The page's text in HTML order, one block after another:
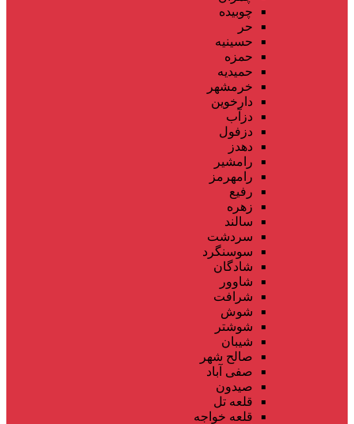
چوبیده
حر
حسینیه
حمزه
حمیدیه
خرمشهر
دارخوین
دزآب
دزفول
دهدز
رامشیر
رامهرمز
رفیع
زهره
سالند
سردشت
سوسنگرد
شادگان
شاوور
شرافت
شوش
شوشتر
شیبان
صالح شهر
صفی آباد
صیدون
قلعه تل
قلعه خواجه